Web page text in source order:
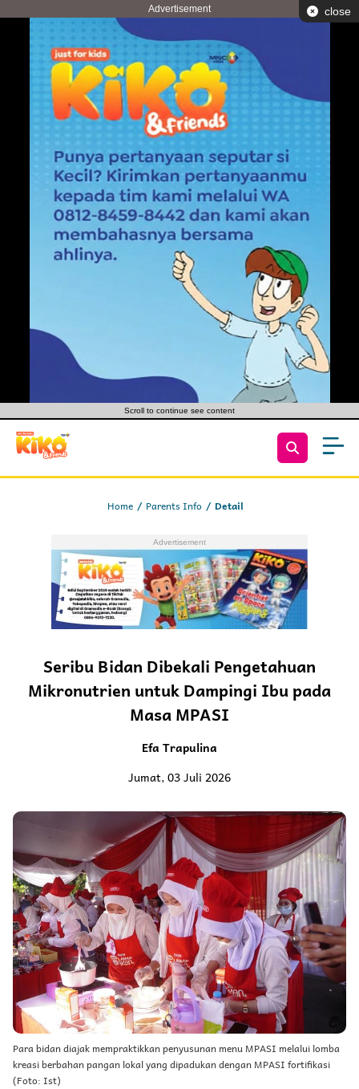
Advertisement close
Scroll to continue see content
Home Parents Info Detail
Seribu Bidan Dibekali Pengetahuan
Mikronutrien untuk Dampingi Ibu pada
Masa MPASI
Efa Trapulina
Jumat, 03 Juli 2026
Para bidan diajak mempraktikkan penyusunan menu MPASI melalui lomba
kreasi berbahan pangan lokal yang dipadukan dengan MPASI fortifikasi
(Foto: Ist)